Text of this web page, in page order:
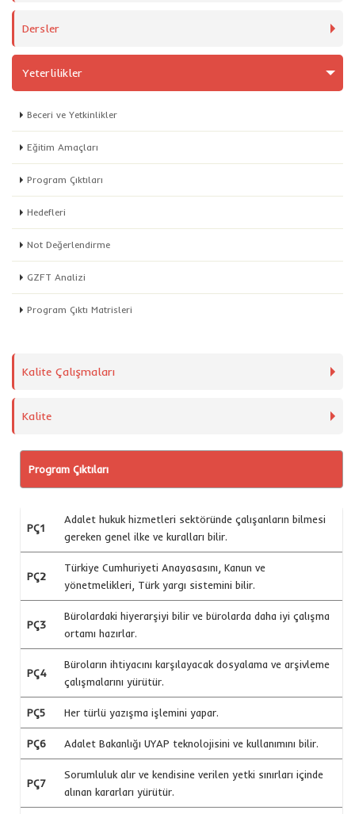
Dersler
Yeterlilikler
Beceri ve Yetkinlikler
Eğitim Amaçları
Program Çıktıları
Hedefleri
Not Değerlendirme
GZFT Analizi
Program Çıktı Matrisleri
Kalite Çalışmaları
Kalite
Program Çıktıları
PÇ1
Adalet hukuk hizmetleri sektöründe çalışanların bilmesi
gereken genel ilke ve kuralları bilir.
PÇ2
Türkiye Cumhuriyeti Anayasasını, Kanun ve
yönetmelikleri, Türk yargı sistemini bilir.
PÇ3
Bürolardaki hiyerarşiyi bilir ve bürolarda daha iyi çalışma
ortamı hazırlar.
PÇ4
Büroların ihtiyacını karşılayacak dosyalama ve arşivleme
çalışmalarını yürütür.
PÇ5 Her türlü yazışma işlemini yapar.
PÇ6 Adalet Bakanlığı UYAP teknolojisini ve kullanımını bilir.
PÇ7
Sorumluluk alır ve kendisine verilen yetki sınırları içinde
alınan kararları yürütür.